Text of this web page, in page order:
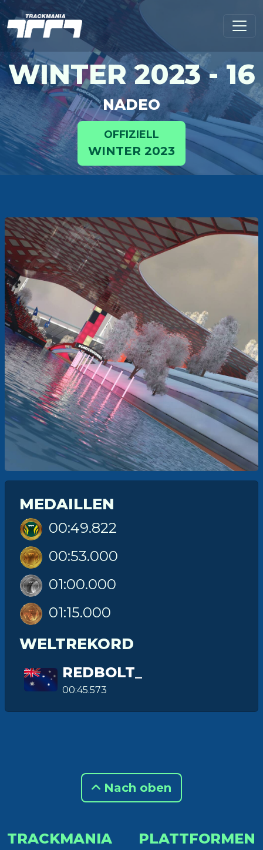
WINTER 2023 - 16
NADEO
OFFIZIELL
WINTER 2023
MEDAILLEN
00:49.822
00:53.000
01:00.000
01:15.000
WELTREKORD
REDBOLT_
00:45.573
Nach oben
TRACKMANIA PLATTFORMEN